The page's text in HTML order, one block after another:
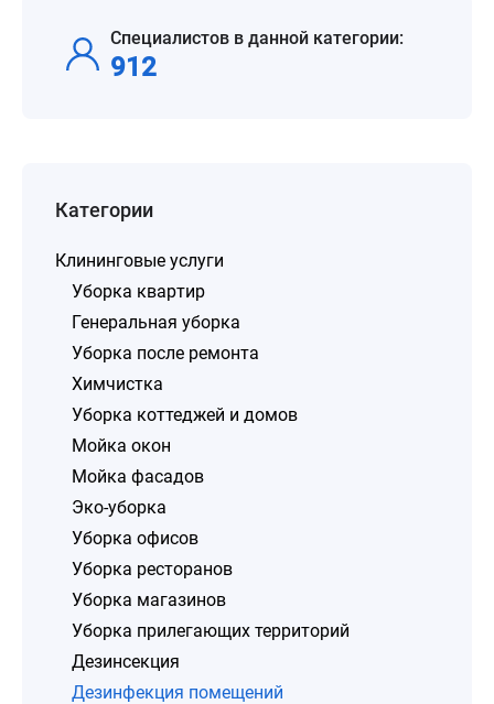
Специалистов в данной категории:
912
Категории
Клининговые услуги
Уборка квартир
Генеральная уборка
Уборка после ремонта
Химчистка
Уборка коттеджей и домов
Мойка окон
Мойка фасадов
Эко-уборка
Уборка офисов
Уборка ресторанов
Уборка магазинов
Уборка прилегающих территорий
Дезинсекция
Дезинфекция помещений